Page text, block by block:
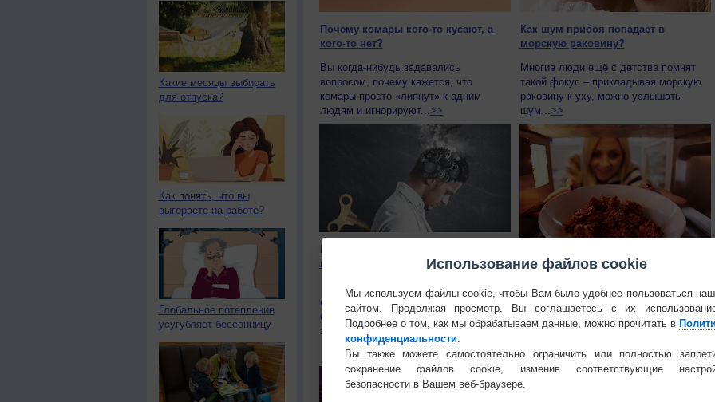
Какие месяцы выбирать
для отпуска?
Как понять, что вы
выгораете на работе?
Глобальное потепление
усугубляет бессонницу
Почему комары кого-то кусают, а
кого-то нет?
Вы когда-нибудь задавались
вопросом, почему кажется, что
комары просто «липнут» к одним
людям и игнорируют...>>
Как шум прибоя попадает в
морскую раковину?
Многие люди ещё с детства помнят
такой фокус – прикладывая морскую
раковину к уху, можно услышать
шум...>>
Информационная перегрузка так же
вредна, как и загрязнение воздуха
Большинство людей уже осознало
опасность загрязнения окружающей
среды. Но международная группа
экспертов...>>
Приготовление пищи в микроволновой
печи очень удобно, потому как просто
большое...>>
Использование файлов cookie
Мы используем файлы cookie, чтобы Вам было удобнее пользоваться
сайтом. Продолжая просмотр, Вы соглашаетесь с их
Подробнее о том, как мы обрабатываем данные, можно прочитать в
конфиденциальности
Вы также можете самостоятельно ограничить или полностью
сохранение файлов cookie, изменив соответствующие
безопасности в Вашем веб-браузере.